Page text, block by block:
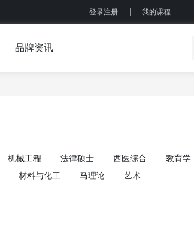
登录注册 我的课程
品牌资讯
机械工程 法律硕士 西医综合 教育学
材料与化工 马理论 艺术